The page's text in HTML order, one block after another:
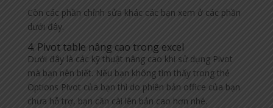
Còn các phần chỉnh sửa khác các bạn xem ở các phần
dưới đây.
4. Pivot table nâng cao trong excel
Dưới đây là các kỹ thuật nâng cao khi sử dụng Pivot
mà bạn nên biết. Nếu bạn không tìm thấy trong thẻ
Options Pivot của bạn thì do phiên bản office của bạn
chưa hỗ trợ, bạn cần cài lên bản cao hơn nhé.